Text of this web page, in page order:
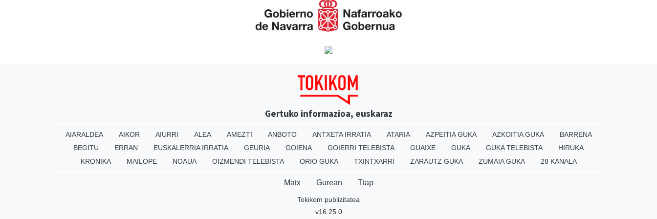
Gertuko informazioa, euskaraz
AIARALDEA AIKOR AIURRI ALEA AMEZTI ANBOTO ANTXETA IRRATIA ATARIA AZPEITIA GUKA AZKOITIA GUKA
BARRENA
BEGITU
ERRAN EUSKALERRIA IRRATIA GEURIA GOIENA GOIERRI TELEBISTA GUAIXE GUKA GUKA TELEBISTA
HIRUKA
KRONIKA
MAILOPE NOAUA OIZMENDI TELEBISTA ORIO GUKA TXINTXARRI ZARAUTZ GUKA ZUMAIA GUKA 28 KANALA
Matx Gurean Ttap
Tokikom publizitatea
v16.25.0